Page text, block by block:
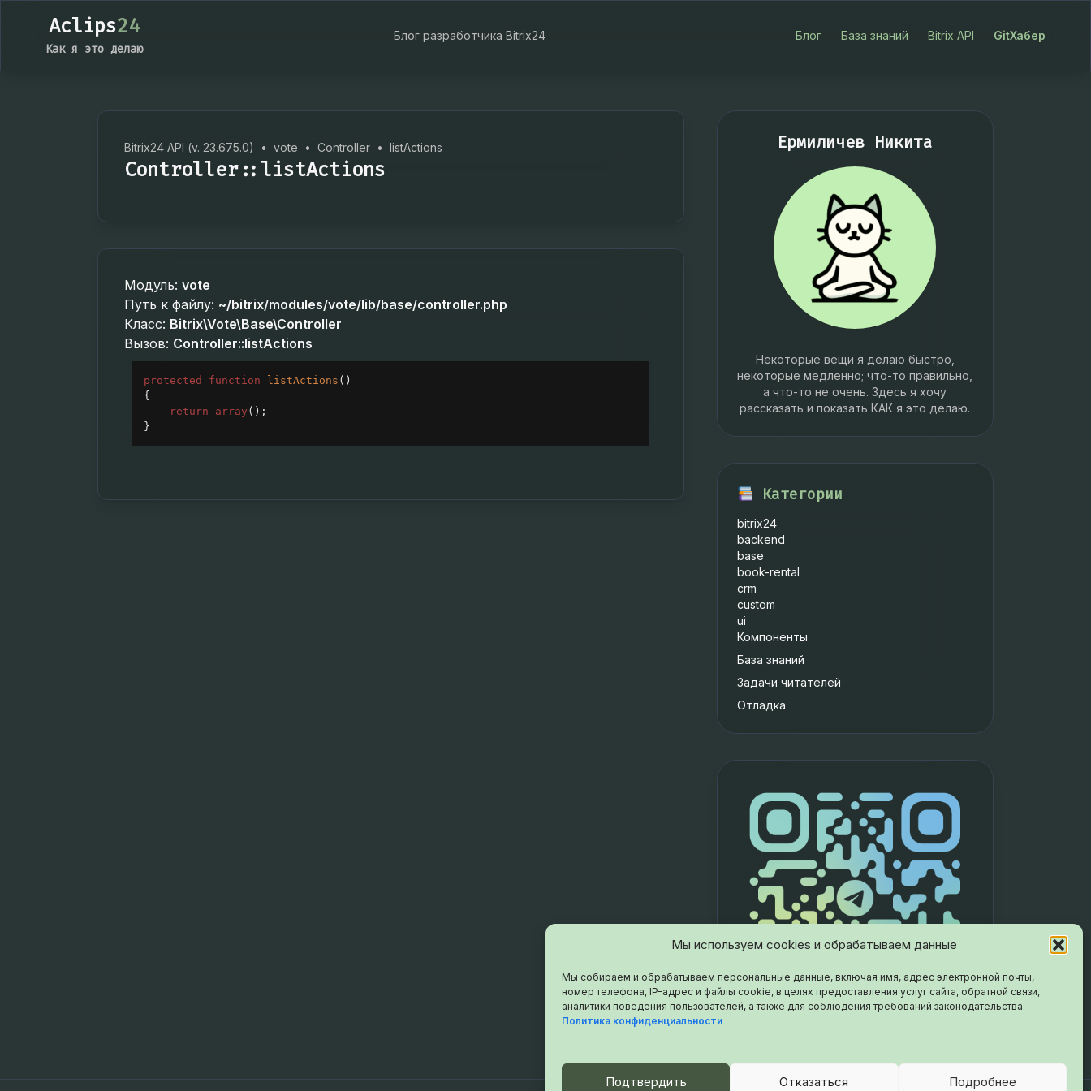
Мы используем cookies и обрабатываем данные
Мы собираем и обрабатываем персональные данные, включая имя, адрес электронной почты,
номер телефона, IP-адрес и файлы cookie, в целях предоставления услуг сайта, обратной связи,
аналитики поведения пользователей, а также для соблюдения требований законодательства.
Политика конфиденциальности
Подтвердить Отказаться Подробнее
Aclips24
Как я это делаю
Блог разработчика Bitrix24 Блог База знаний Bitrix API GitХабер
Bitrix24 API (v. 23.675.0) • vote • Controller • listActions
Controller::listActions
Модуль: vote
Путь к файлу: ~/bitrix/modules/vote/lib/base/controller.php
Класс: Bitrix\Vote\Base\Controller
Вызов: Controller::listActions
protected function listActions ()
{
return
array ();
}
Ермиличев Никита
Некоторые вещи я делаю быстро,
некоторые медленно; что-то правильно,
а что-то не очень. Здесь я хочу
рассказать и показать КАК я это делаю.
Категории
bitrix24
backend
base
book-rental
crm
custom
ui
Компоненты
База знаний
Задачи читателей
Отладка